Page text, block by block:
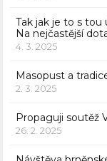
Tak jak je to s
Na nejčastější
4. 3. 2025
Masopust a
2. 3. 2025
Propaguji soutěž
26. 2. 2025